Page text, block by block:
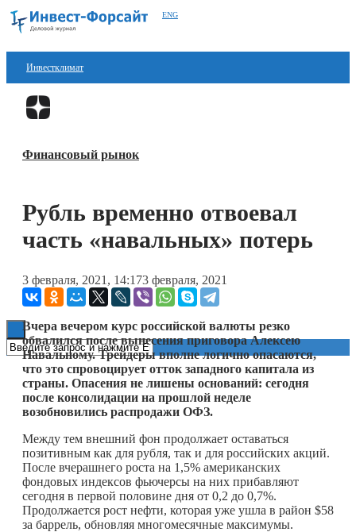
ENG
Инвестклимат
Финансы
Блокчейн
Технологии
Книги
Финансовый рынок
Рубль временно отвоевал
часть «навальных» потерь
3 февраля, 2021, 14:173 февраля, 2021
Вчера вечером курс российской валюты резко
обвалился после вынесения приговора Алексею
Навальному. Трейдеры вполне логично опасаются,
что это спровоцирует отток западного капитала из
страны. Опасения не лишены оснований: сегодня
после консолидации на прошлой неделе
возобновились распродажи ОФЗ.
Между тем внешний фон продолжает оставаться
позитивным как для рубля, так и для российских акций.
После вчерашнего роста на 1,5% американских
фондовых индексов фьючерсы на них прибавляют
сегодня в первой половине дня от 0,2 до 0,7%.
Продолжается рост нефти, которая уже ушла в район $58
за баррель, обновляя многомесячные максимумы.